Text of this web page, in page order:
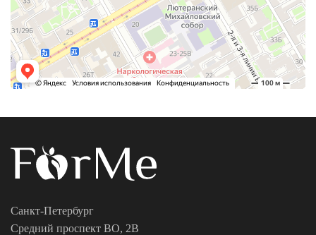
Санкт-Петербург
Средний проспект ВО, 2В